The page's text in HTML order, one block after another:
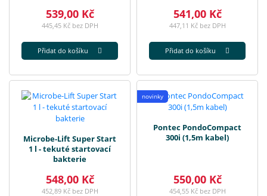
539,00 Kč
445,45 Kč bez DPH
Přidat do košíku
541,00 Kč
447,11 Kč bez DPH
Přidat do košíku
Microbe-Lift Super Start
1 l - tekuté startovací
bakterie
548,00 Kč
452,89 Kč bez DPH
novinky
Pontec PondoCompact
300i (1,5m kabel)
550,00 Kč
454,55 Kč bez DPH